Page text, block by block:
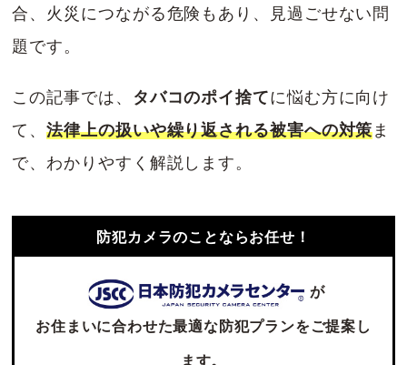
合、火災につながる危険もあり、見過ごせない問
題です。
この記事では、 タバコのポイ捨てに悩む方に向け
て、法律上の扱いや繰り返される被害への対策ま
で、わかりやすく解説します。
防犯カメラのことならお任せ！
が
お住まいに合わせた最適な防犯プランをご提案し
ます。